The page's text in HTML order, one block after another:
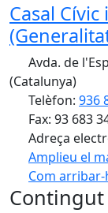
Casal
Avda. de
(Catalunya)
Telèfon: 936
Fax: 93 683
Adreça
Amplieu el
Com arribar-
+